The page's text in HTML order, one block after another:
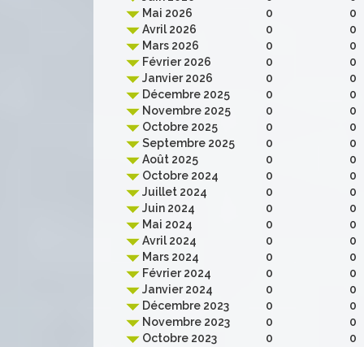
Mai 2026
0
0
Avril 2026
0
0
Mars 2026
0
0
Février 2026
0
0
Janvier 2026
0
0
Décembre 2025
0
0
Novembre 2025
0
0
Octobre 2025
0
0
Septembre 2025
0
0
Août 2025
0
0
Octobre 2024
0
0
Juillet 2024
0
0
Juin 2024
0
0
Mai 2024
0
0
Avril 2024
0
0
Mars 2024
0
0
Février 2024
0
0
Janvier 2024
0
0
Décembre 2023
0
0
Novembre 2023
0
0
Octobre 2023
0
0